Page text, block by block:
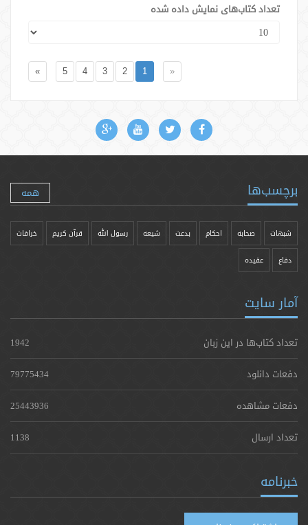
تعداد کتاب‌های نمایش داده شده
«
1
2
3
4
5
»
برچسب‌ها همه
شبهات صحابه احکام بدعت شیعه رسول الله قرآن کریم خرافات
دفاع عقیده
آمار سایت
تعداد کتاب‌ها در این زبان
1942
دفعات دانلود
79775434
دفعات مشاهده
25443936
تعداد ارسال
1138
خبرنامه